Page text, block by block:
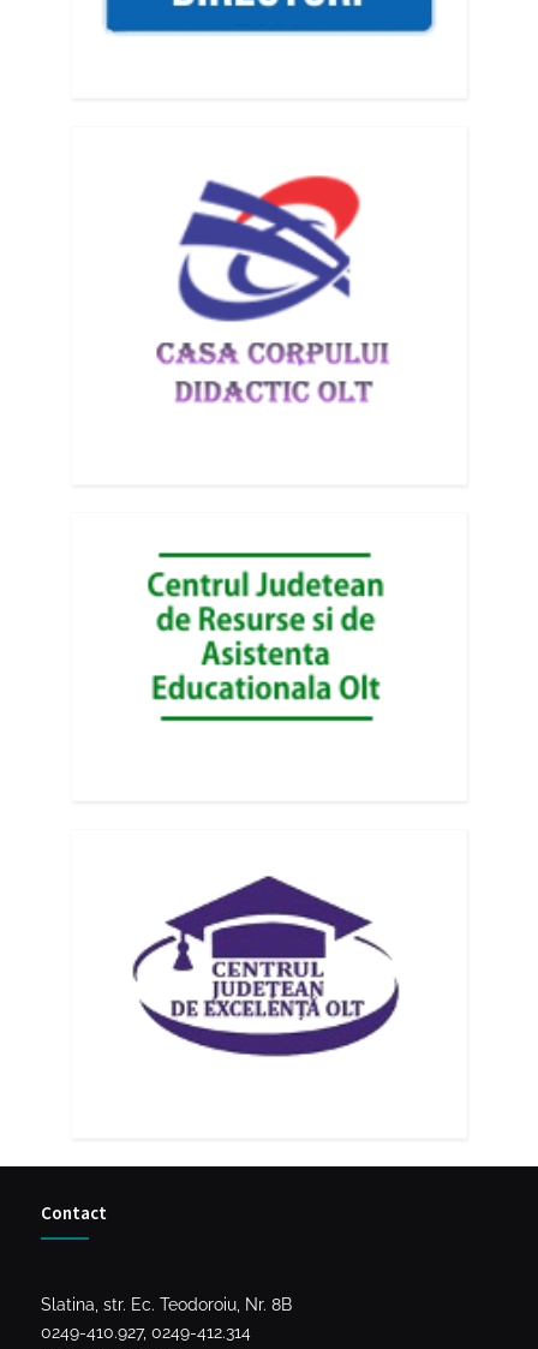
Contact
Slatina, str. Ec. Teodoroiu, Nr. 8B
0249-410.927, 0249-412.314